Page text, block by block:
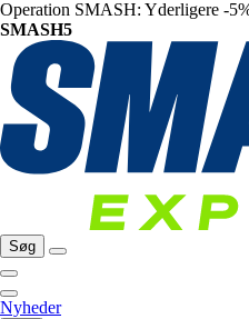
Operation SMASH: Yderligere -
SMASH5
Søg
Nyheder